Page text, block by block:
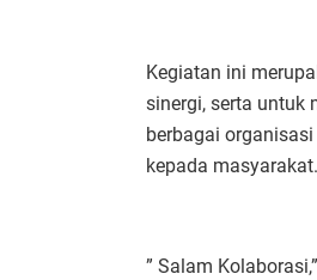
Kegiatan ini
sinergi, serta untuk
berbagai
kepada masyarakat.
” Salam